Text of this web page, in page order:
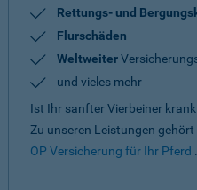
Rettungs- und
Flurschäden
Weltweiter
und vieles mehr
Ist Ihr sanfter Vierbeiner
Zu unseren Leistungen gehört
OP Versicherung für Ihr Pferd .